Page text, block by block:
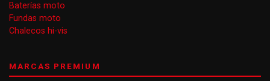
Baterías moto
Fundas moto
Chalecos hi-vis
MARCAS PREMIUM